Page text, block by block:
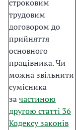
строковим
трудовим
договором до
прийняття
основного
працівника. Чи
можна звільнити
сумісника
зачастиною
другою статті 36
Кодексу законів